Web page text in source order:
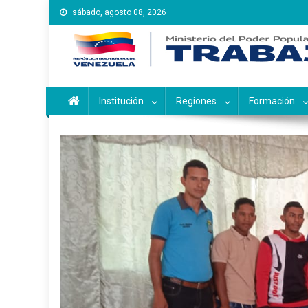
Saltar
al
contenido
sábado, agosto 08, 2026
Instituto Nacional de
Inces
Institución Regiones Formación